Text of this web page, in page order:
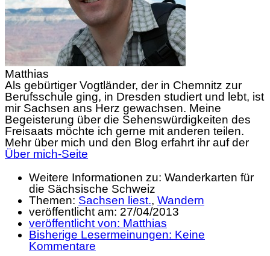
Matthias
Als gebürtiger Vogtländer, der in Chemnitz zur
Berufsschule ging, in Dresden studiert und lebt, ist
mir Sachsen ans Herz gewachsen. Meine
Begeisterung über die Sehenswürdigkeiten des
Freisaats möchte ich gerne mit anderen teilen.
Mehr über mich und den Blog erfahrt ihr auf der
Über mich-Seite
Weitere Informationen zu: Wanderkarten für
die Sächsische Schweiz
Themen: Sachsen liest., Wandern
veröffentlicht am: 27/04/2013
veröffentlicht von: Matthias
Bisherige Lesermeinungen: Keine
Kommentare